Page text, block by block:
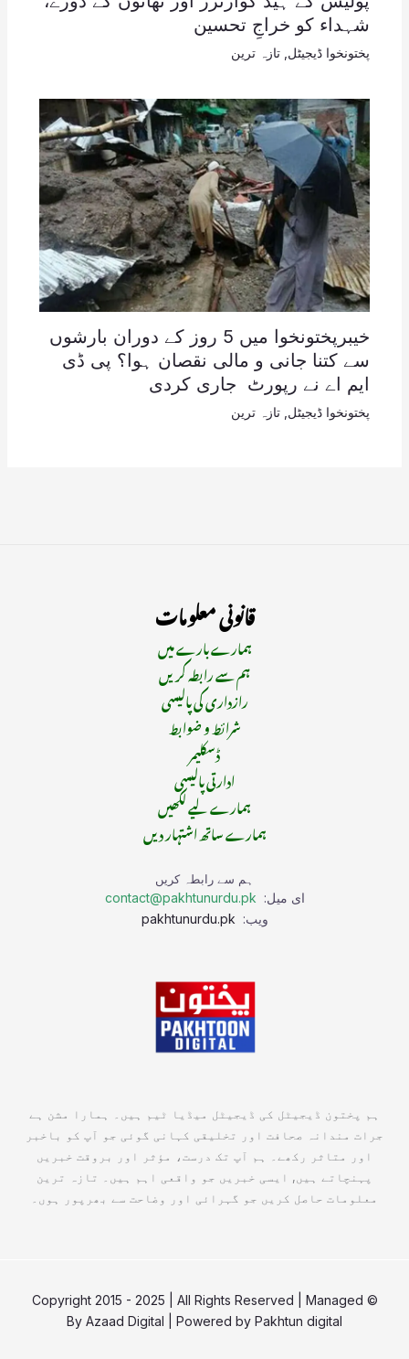
شہداء کو خراجِ تحسین
پختونخوا ڈیجیٹل تازہ ترین
خیبرپختونخوا میں 5 روز کے دوران بارشوں
سے کتنا جانی و مالی نقصان ہوا؟ پی ڈی
ایم اے نے رپورٹ جاری کردی
پختونخوا ڈیجیٹل تازہ ترین
قانونی معلومات
ہمارے بارے میں
ہم سے رابطہ کریں
رازداری کی پالیسی
شرائط و ضوابط
ڈسکلیمر
ادارتی پالیسی
ہمارے لیے لکھیں
ہمارے ساتھ اشتہار دیں
ہم سے رابطہ کریں
ای میل: contact@pakhtunurdu.pk
ویب:
ہم پختون ڈیجیٹل کی ڈیجیٹل میڈیا ٹیم ہیں۔ ہمارا مشن ہے
جرات مندانہ صحافت اور تخلیقی کہانی گوئی جو آپ کو باخبر
اور متاثر رکھے۔ ہم آپ تک درست، مؤثر اور بروقت خبریں
پہنچاتے ہیں, ایسی خبریں جو واقعی اہم ہیں۔ تازہ ترین
معلومات حاصل کریں جو گہرائی اور وضاحت سے بھرپور ہوں۔
© Copyright 2015 - 2025 | All Rights Reserved | Managed
By Azaad Digital | Powered by Pakhtun digital